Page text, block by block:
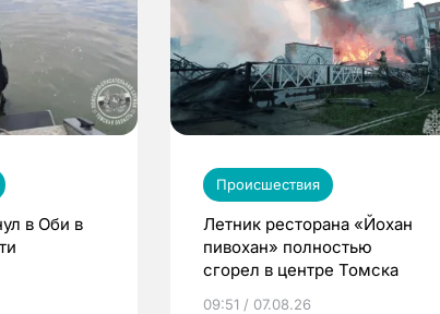
в Оби в
Происшествия
Летник ресторана «Йохан
пивохан» полностью
сгорел в центре Томска
09:51 / 07.08.26